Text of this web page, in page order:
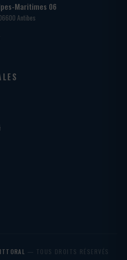
Maritimes 06
Antibes
— TOUS DROITS RÉSERVÉS